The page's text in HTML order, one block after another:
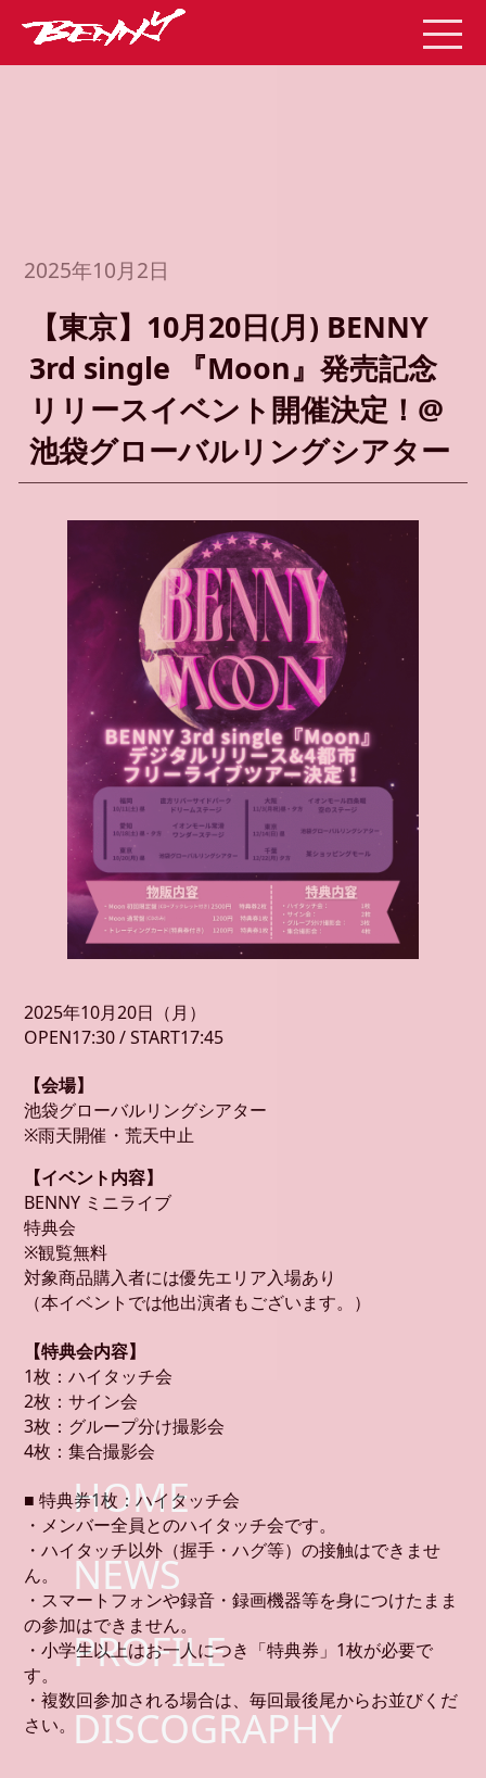
HOME
NEWS
PROFILE
DISCOGRAPHY
2025年10月2日
【東京】10月20日(月) BENNY
3rd single 『Moon』発売記念
リリースイベント開催決定！@
池袋グローバルリングシアター
2025年10月20日（月）
OPEN17:30 / START17:45
【会場】
池袋グローバルリングシアター
※雨天開催・荒天中止
【イベント内容】
BENNY ミニライブ
特典会
※観覧無料
対象商品購入者には優先エリア入場あり
（本イベントでは他出演者もございます。）
【特典会内容】
1枚：ハイタッチ会
2枚：サイン会
3枚：グループ分け撮影会
4枚：集合撮影会
■ 特典券1枚：ハイタッチ会
・メンバー全員とのハイタッチ会です。
・ハイタッチ以外（握手・ハグ等）の接触はできませ
ん。
・スマートフォンや録音・録画機器等を身につけたまま
の参加はできません。
・小学生以上はお一人につき「特典券」1枚が必要で
す。
・複数回参加される場合は、毎回最後尾からお並びくだ
さい。